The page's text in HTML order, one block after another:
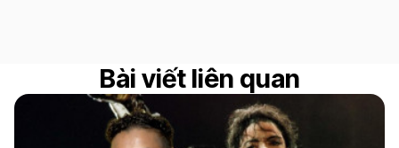
Bài viết liên quan